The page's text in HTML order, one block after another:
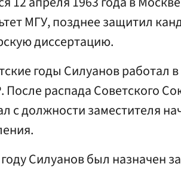
МГУ, позднее защитил
диссертацию.
годы Силуанов работал
После распада Советского
с должности заместителя
Силуанов был назначен